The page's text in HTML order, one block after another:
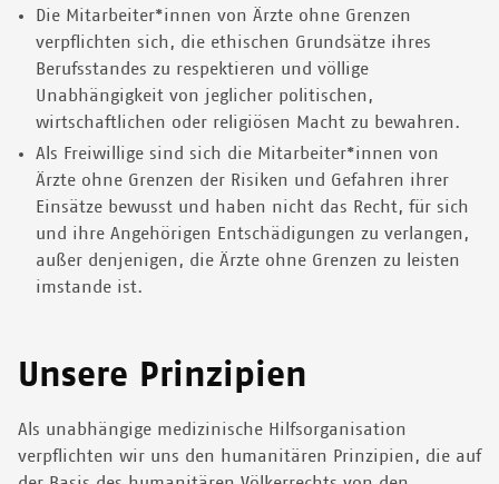
Die Mitarbeiter*innen von Ärzte ohne Grenzen
verpflichten sich, die ethischen Grundsätze ihres
Berufsstandes zu respektieren und völlige
Unabhängigkeit von jeglicher politischen,
wirtschaftlichen oder religiösen Macht zu bewahren.
Als Freiwillige sind sich die Mitarbeiter*innen von
Ärzte ohne Grenzen der Risiken und Gefahren ihrer
Einsätze bewusst und haben nicht das Recht, für sich
und ihre Angehörigen Entschädigungen zu verlangen,
außer denjenigen, die Ärzte ohne Grenzen zu leisten
imstande ist.
Unsere Prinzipien
Als unabhängige medizinische Hilfsorganisation
verpflichten wir uns den humanitären Prinzipien, die auf